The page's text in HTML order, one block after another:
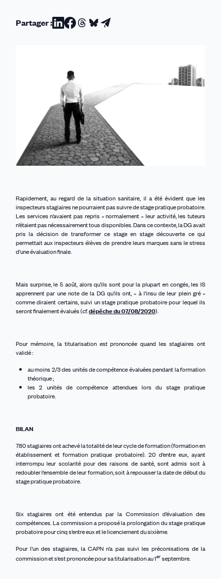
Partager :Partager
Partager
Partager
Partager
Partager
Rapidement, au regard de la situation sanitaire, il a été évident que les
inspecteurs stagiaires ne pourraient pas suivre de stage pratique probatoire.
Les services n’avaient pas repris « normalement » leur activité, les tuteurs
n’étaient pas nécessairement tous disponibles. Dans ce contexte, la DG avait
pris la décision de transformer ce stage en stage découverte ce qui
permettait aux inspecteurs élèves de prendre leurs marques sans le stress
d’une évaluation finale.
Mais surprise,le 5 août, alors qu’ils sont pour la plupart en congés, les IS
apprennent par une note de la DG qu’ils ont, « à l’insu de leur plein gré »
comme diraient certains, suivi un stage pratique probatoire pour lequel ils
seront finalement évalués (cf.dépêche du 07/08/2020).
Pour mémoire, la titularisation est prononcée quand les stagiaires ont
validé :
au moins 2/3 des unités de compétence évaluées pendant la formation
théorique ;
les 2 unités de compétence attendues lors du stage pratique
probatoire.
BILAN
780 stagiaires ont achevé la totalité de leur cycle de formation (formation en
établissement et formation pratique probatoire). 20 d’entre eux, ayant
interrompu leur scolarité pour des raisons de santé, sont admis soit à
redoubler l’ensemble de leur formation, soit à repousser la date de début du
stage pratique probatoire.
Six stagiaires ont été entendus par la Commission d’évaluation des
compétences. La commission a proposé la prolongation du stage pratique
probatoire pour cinq s’entre eux et le licenciement du sixième.
Pour l’un des stagiaires, la CAPN n’a pas suivi les préconisations de la
commission et s’est prononcée pour sa titularisation au 1erseptembre.